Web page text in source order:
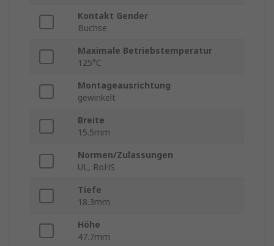
Kontakt Gender
Buchse
Maximale Betriebstemperatur
125°C
Montageausrichtung
gewinkelt
Breite
15.5mm
Normen/Zulassungen
UL, RoHS
Tiefe
18.3mm
Höhe
47.7mm